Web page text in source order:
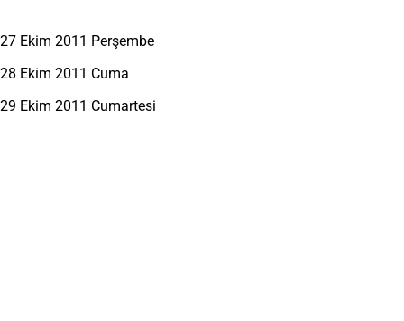
27 Ekim 2011 Perşembe
28 Ekim 2011 Cuma
29 Ekim 2011 Cumartesi